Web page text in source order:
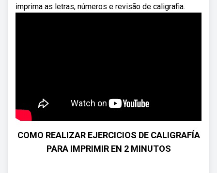
imprima as letras, números e revisão de caligrafia.
COMO REALIZAR EJERCICIOS DE CALIGRAFÍA
PARA IMPRIMIR EN 2 MINUTOS